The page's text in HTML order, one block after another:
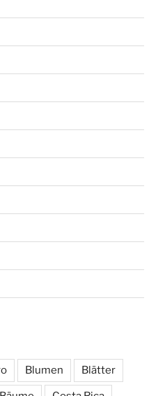
Blumen Blätter